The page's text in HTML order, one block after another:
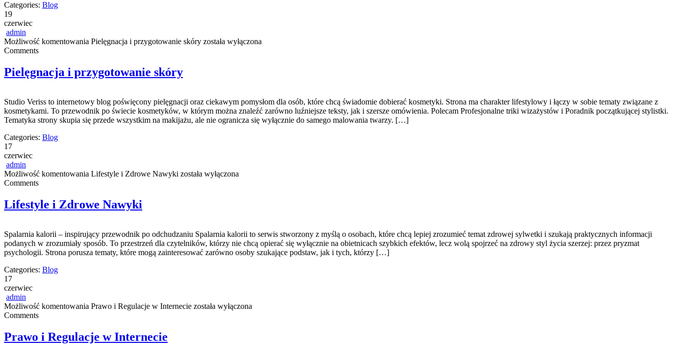
Categories: Blog
19
czerwiec
admin
Możliwość komentowania Pielęgnacja i przygotowanie skóry została wyłączona
Comments
Pielęgnacja i przygotowanie skóry
Studio Veriss to internetowy blog poświęcony pielęgnacji oraz ciekawym pomysłom dla osób, które chcą świadomie dobierać kosmetyki. Strona ma charakter lifestylowy i łączy w sobie tematy związane z
kosmetykami. To przewodnik po świecie kosmetyków, w którym można znaleźć zarówno luźniejsze teksty, jak i szersze omówienia. Polecam Profesjonalne triki wizażystów i Poradnik początkującej stylistki.
Tematyka strony skupia się przede wszystkim na makijażu, ale nie ogranicza się wyłącznie do samego malowania twarzy. […]
Categories: Blog
17
czerwiec
admin
Możliwość komentowania Lifestyle i Zdrowe Nawyki została wyłączona
Comments
Lifestyle i Zdrowe Nawyki
Spalarnia kalorii – inspirujący przewodnik po odchudzaniu Spalarnia kalorii to serwis stworzony z myślą o osobach, które chcą lepiej zrozumieć temat zdrowej sylwetki i szukają praktycznych informacji
podanych w zrozumiały sposób. To przestrzeń dla czytelników, którzy nie chcą opierać się wyłącznie na obietnicach szybkich efektów, lecz wolą spojrzeć na zdrowy styl życia szerzej: przez pryzmat
psychologii. Strona porusza tematy, które mogą zainteresować zarówno osoby szukające podstaw, jak i tych, którzy […]
Categories: Blog
17
czerwiec
admin
Możliwość komentowania Prawo i Regulacje w Internecie została wyłączona
Comments
Prawo i Regulacje w Internecie